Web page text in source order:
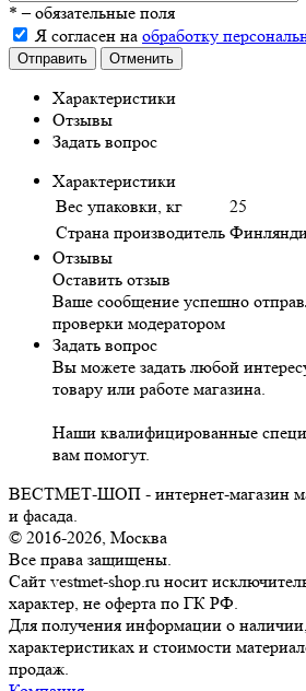
* – обязательные поля
Я согласен на обработку
Отправить Отменить
Характеристики
Отзывы
Задать вопрос
Характеристики
Вес упаковки, кг
25
Страна производитель
Отзывы
Оставить отзыв
Ваше сообщение успешно
проверки модератором
Задать вопрос
Вы можете задать любой
товару или работе магазина.
Наши квалифицированные
вам помогут.
ВЕСТМЕТ-ШОП - интернет-магазин
и фасада.
© 2016-2026, Москва
Все права защищены.
Сайт vestmet-shop.ru носит
характер, не оферта по ГК РФ.
Для получения информации о
характеристиках и стоимости
продаж.